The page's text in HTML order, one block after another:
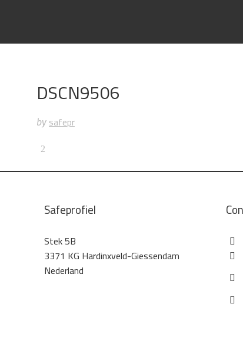
DSCN9506
by safepr
Safeprofiel
Stek 5B
3371 KG Hardinxveld-Giessendam
Nederland